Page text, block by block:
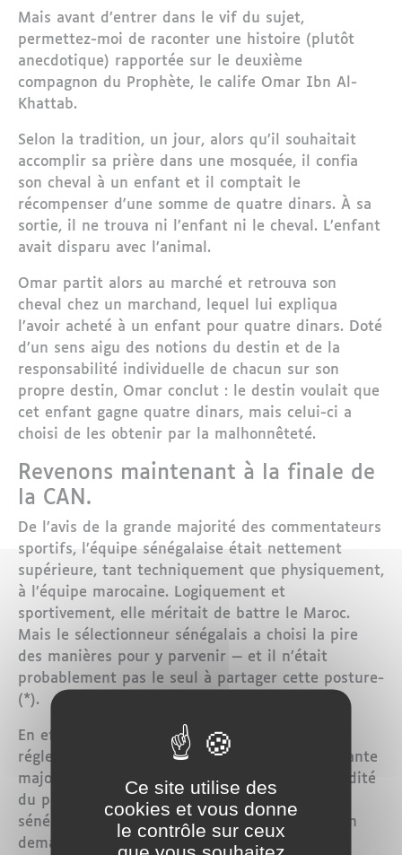
Mais avant d’entrer dans le vif du sujet,
permettez-moi de raconter une histoire (plutôt
anecdotique) rapportée sur le deuxième
compagnon du Prophète, le calife Omar Ibn Al-
Khattab.
Selon la tradition, un jour, alors qu’il souhaitait
accomplir sa prière dans une mosquée, il confia
son cheval à un enfant et il comptait le
récompenser d'une somme de quatre dinars. À sa
sortie, il ne trouva ni l’enfant ni le cheval. L’enfant
avait disparu avec l’animal.
Omar partit alors au marché et retrouva son
cheval chez un marchand, lequel lui expliqua
l’avoir acheté à un enfant pour quatre dinars. Doté
d’un sens aigu des notions du destin et de la
responsabilité individuelle de chacun sur son
propre destin, Omar conclut : le destin voulait que
cet enfant gagne quatre dinars, mais celui-ci a
choisi de les obtenir par la malhonnêteté.
Revenons maintenant à la finale de
la CAN.
De l’avis de la grande majorité des commentateurs
sportifs, l’équipe sénégalaise était nettement
supérieure, tant techniquement que physiquement,
à l’équipe marocaine. Logiquement et
sportivement, elle méritait de battre le Maroc.
Mais le sélectionneur sénégalais a choisi la pire
des manières pour y parvenir — et il n’était
probablement pas le seul à partager cette posture-
(*).
En effet, à la 97ᵉ minute, après le temps
réglementaire de la seconde mi-temps, l’écrasante
majorité des commentateurs confirmait la validité
du penalty sifflé. Pourtant, le sélectionneur
sénégalais protesta de manière inacceptable en
demandant à son équipe de quitter le terrain.
Ce site utilise des
cookies et vous donne
le contrôle sur ceux